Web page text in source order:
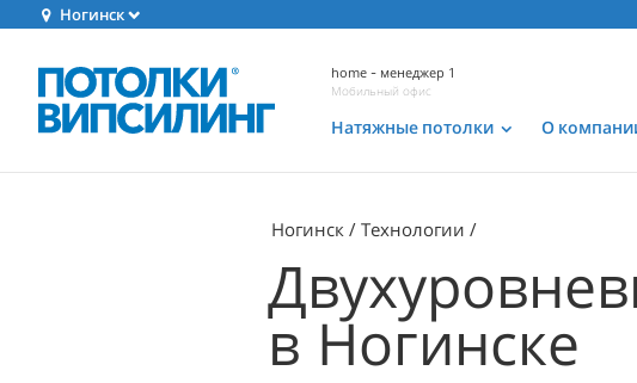
Ногинск
home - менеджер 1
Мобильный офис
Натяжные потолки О
Ногинск Технологии
в Ногинске